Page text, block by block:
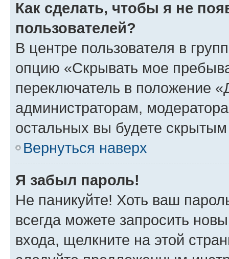
Как сделать, чтобы я не
пользователей?
В центре пользователя в
опцию «Скрывать мое
переключатель в положение
администраторам,
остальных вы будете
Вернуться наверх
Я забыл пароль!
Не паникуйте! Хоть ваш
всегда можете запросить
входа, щелкните на этой